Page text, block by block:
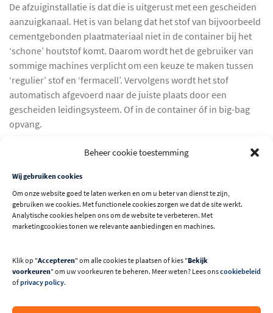
Beheer cookie toestemming
Wij gebruiken cookies
Om onze website goed te laten werken en om u beter van dienst te zijn,
gebruiken we cookies. Met functionele cookies zorgen we dat de site werkt.
Analytische cookies helpen ons om de website te verbeteren. Met
marketingcookies tonen we relevante aanbiedingen en machines.
Klik op "Accepteren" om alle cookies te plaatsen of kies "Bekijk
voorkeuren" om uw voorkeuren te beheren. Meer weten? Lees onscookiebeleid
ofprivacy policy.
De afzuiginstallatie is dat die is uitgerust met een gescheiden
aanzuigkanaal. Het is van belang dat het stof van bijvoorbeeld
cementgebonden plaatmateriaal niet in de container bij het
‘schone’ houtstof komt. Daarom wordt het de gebruiker van
sommige machines verplicht om een keuze te maken tussen
‘regulier’ stof en ‘fermacell’. Vervolgens wordt het stof
automatisch afgevoerd naar de juiste plaats door een
gescheiden leidingsysteem. Of in de container óf in big-bag
opvang.
Van plan uitwerking tot de oplevering van de afzuiginstallatie,
alles is door ons in eigen beheer door Talen Machines B.V.